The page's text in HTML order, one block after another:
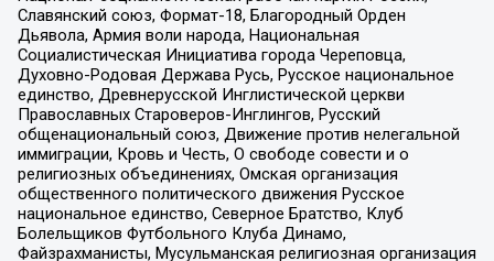
Славянский союз, Формат-18, Благородный Орден
Дьявола, Армия воли народа, Национальная
Социалистическая Инициатива города Череповца,
Духовно-Родовая Держава Русь, Русское национальное
единство, Древнерусской Инглистической церкви
Православных Староверов-Инглингов, Русский
общенациональный союз, Движение против нелегальной
иммиграции, Кровь и Честь, О свободе совести и о
религиозных объединениях, Омская организация
общественного политического движения Русское
национальное единство, Северное Братство, Клуб
Болельщиков Футбольного Клуба Динамо,
Файзрахманисты, Мусульманская религиозная организация